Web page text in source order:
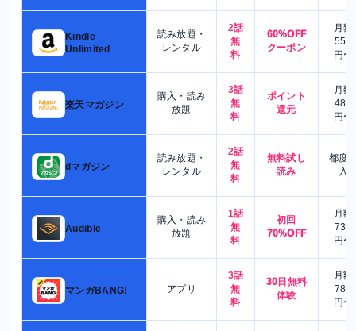
Kindle
Unlimited
読み放題・
レンタル
2話
無
料
60%OFF
クーポン
月額
550
円〜
楽天マガジン
購入・読み
放題
3話
無
料
ポイント
還元
月額
480
円〜
dマガジン
読み放題・
レンタル
2話
無
料
無料試し
読み
都度
入
Audible
購入・読み
放題
1話
無
料
初回
70%OFF
月額
730
円〜
マンガBANG! アプリ
3話
無
料
30日無料
体験
月額
780
円〜